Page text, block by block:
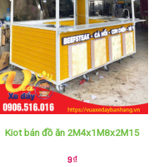
Kiot bán đồ ăn 2M4x1M8x2M15
9₫